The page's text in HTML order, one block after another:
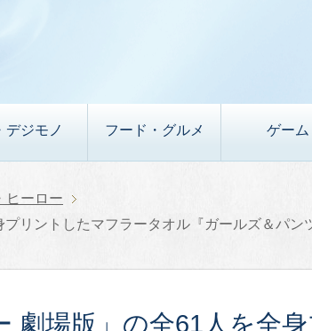
デジモノ フード・グルメ ゲーム
ヒーロー
リントしたマフラータオル『ガールズ＆パ
劇場版」の全61人を全